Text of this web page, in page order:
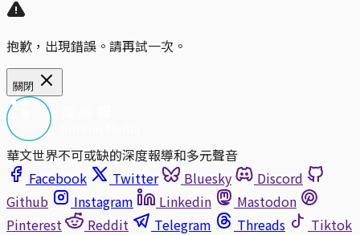
抱歉，出現錯誤。請再試一次。
關閉
華文世界不可或缺的深度報導和多元聲音
Facebook
Twitter Bluesky
Discord
Github
Instagram Linkedin
Mastodon
Pinterest
Reddit Telegram Threads
Tiktok